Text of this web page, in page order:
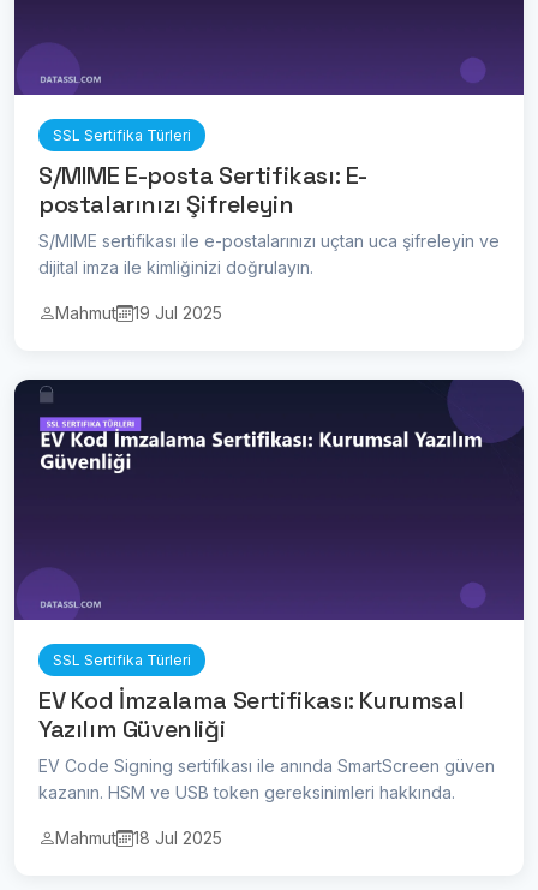
SSL Sertifika Türleri
S/MIME E-posta Sertifikası: E-
postalarınızı Şifreleyin
S/MIME sertifikası ile e-postalarınızı uçtan uca şifreleyin ve
dijital imza ile kimliğinizi doğrulayın.
Mahmut 19 Jul 2025
SSL Sertifika Türleri
EV Kod İmzalama Sertifikası: Kurumsal
Yazılım Güvenliği
EV Code Signing sertifikası ile anında SmartScreen güven
kazanın. HSM ve USB token gereksinimleri hakkında.
Mahmut 18 Jul 2025